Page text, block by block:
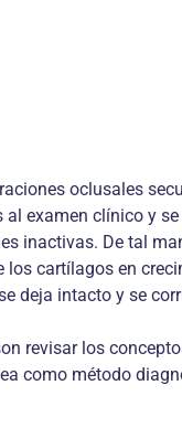
oclusales
al examen clínico y
inactivas. De tal
cartílagos en
deja intacto y se
revisar los
como método